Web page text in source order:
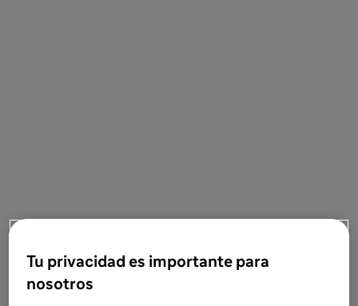
Tu privacidad es importante para
nosotros